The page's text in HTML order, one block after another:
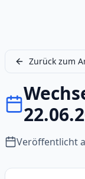
Zurück zum
Veröffentlicht